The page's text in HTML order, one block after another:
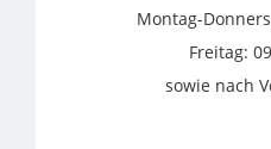
Montag-
Freitag:
sowie nach